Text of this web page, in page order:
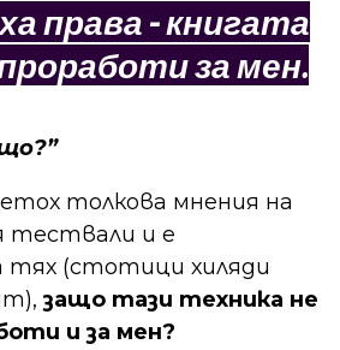
права - книгата
за мен.
толкова мнения на
тествали и е
тях (стотици хиляди
защо тази техника не
и за мен?